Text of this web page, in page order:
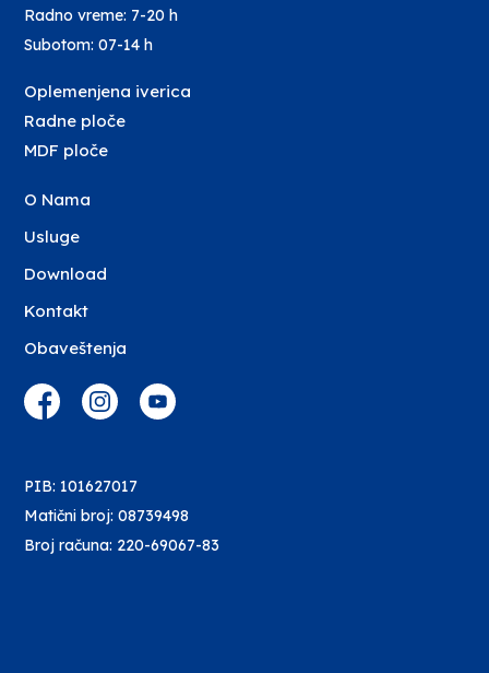
Radno vreme: 7-20 h
Subotom: 07-14 h
Oplemenjena iverica
Radne ploče
MDF ploče
O Nama
Usluge
Download
Kontakt
Obaveštenja
PIB: 101627017
Matični broj: 08739498
Broj računa: 220-69067-83